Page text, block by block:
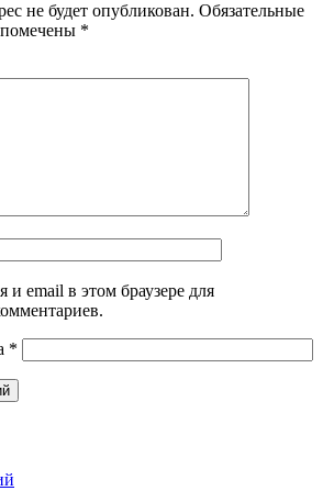
не будет опубликован. Обязательные
помечены *
email в этом браузере для
*